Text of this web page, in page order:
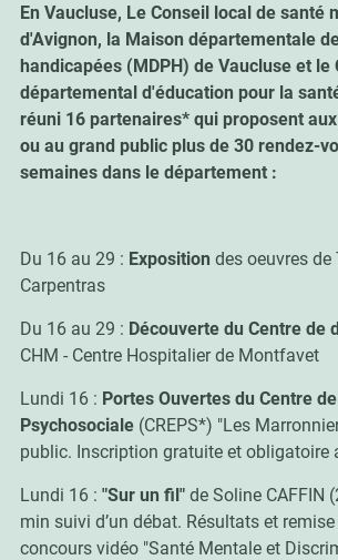
En Vaucluse, Le Conseil local de santé
d'Avignon, la Maison départementale
handicapées (MDPH) de Vaucluse et le
départemental d'éducation pour la
réuni 16 partenaires* qui proposent
ou au grand public plus de 30 rendez-
semaines dans le département :
Du 16 au 29 : Exposition des oeuvres de
Carpentras
Du 16 au 29 : Découverte du Centre de
CHM - Centre Hospitalier de Montfavet
Lundi 16 : Portes Ouvertes du Centre
Psychosociale(CREPS*) "Les
public. Inscription gratuite et obligatoire
Lundi 16 : "Sur un fil"de Soline CAFFIN
min suivi d’un débat. Résultats et
concours vidéo "Santé Mentale et